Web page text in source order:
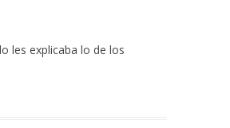
les explicaba lo de los